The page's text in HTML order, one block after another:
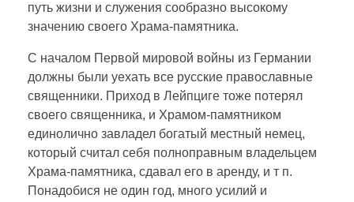
путь жизни и служения сообразно высокому
значению своего Храма-памятника.
С началом Первой мировой войны из Германии
должны были уехать все русские православные
священники. Приход в Лейпциге тоже потерял
своего священника, и Храмом-памятником
единолично завладел богатый местный немец,
который считал себя полноправным владельцем
Храма-памятника, сдавал его в аренду, и т п.
Понадобися не один год, много усилий и